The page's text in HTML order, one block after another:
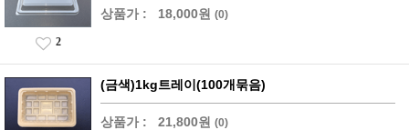
상품가 : 18,000원 (0)
2
(금색)1kg트레이(100개묶음)
상품가 : 21,800원 (0)